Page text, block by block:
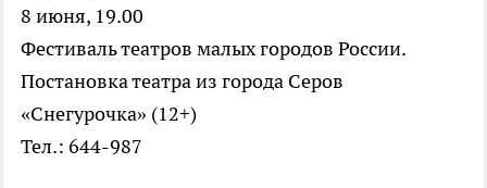
8 июня, 19.00
Фестиваль театров малых городов России.
Постановка театра из города Серов
«Снегурочка» (12+)
Тел.: 644-987